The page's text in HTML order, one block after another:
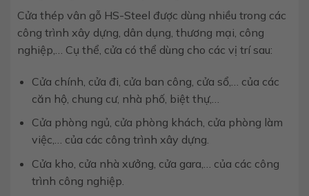
Cửa thép vân gỗ HS-Steel được dùng nhiều trong các
công trình xây dựng, dân dụng, thương mại, công
nghiệp,… Cụ thể, cửa có thể dùng cho các vị trí sau:
Cửa chính, cửa đi, cửa ban công, cửa sổ,… của các
căn hộ, chung cư, nhà phố, biệt thự,…
Cửa phòng ngủ, cửa phòng khách, cửa phòng làm
việc,… của các công trình xây dựng.
Cửa kho, cửa nhà xưởng, cửa gara,… của các công
trình công nghiệp.